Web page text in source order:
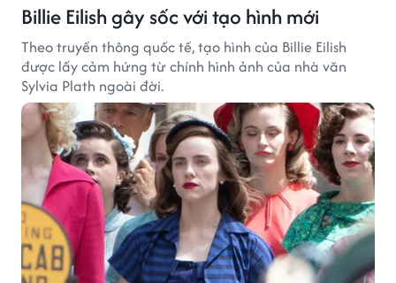
Billie Eilish gây sốc với tạo hình mới
Theo truyền thông quốc tế, tạo hình của Billie Eilish
được lấy cảm hứng từ chính hình ảnh của nhà văn
Sylvia Plath ngoài đời.